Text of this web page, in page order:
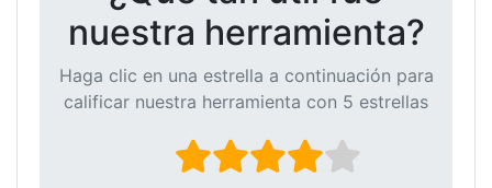
nuestra herramienta?
Haga clic en una estrella a continuación para
calificar nuestra herramienta con 5 estrellas